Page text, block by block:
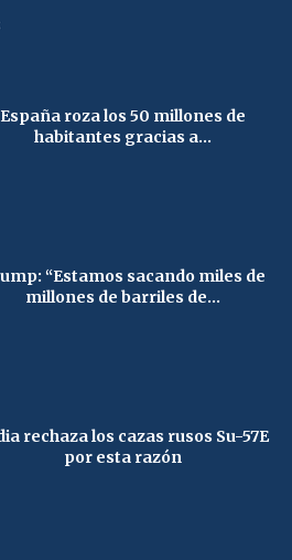
España roza los 50 millones de
habitantes gracias a...
“Estamos sacando miles de
millones de barriles de...
rechaza los cazas rusos Su-57E
por esta razón